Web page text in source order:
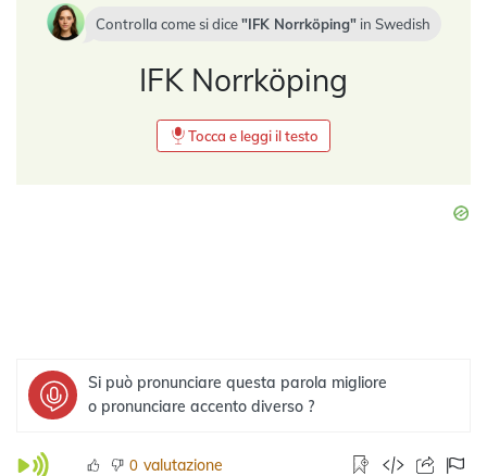
Controlla come si dice IFK Norrköping in Swedish
IFK Norrköping
Tocca e leggi il testo
Si può pronunciare questa parola migliore
o pronunciare accento diverso ?
0 valutazione